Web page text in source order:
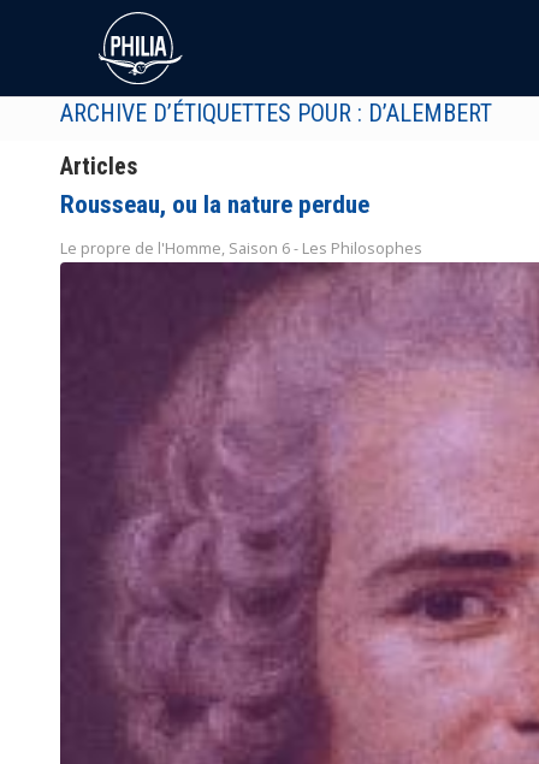
ARCHIVE D’ÉTIQUETTES POUR : D’ALEMBERT
Articles
Rousseau, ou la nature perdue
Le propre de l'Homme, Saison 6 - Les Philosophes